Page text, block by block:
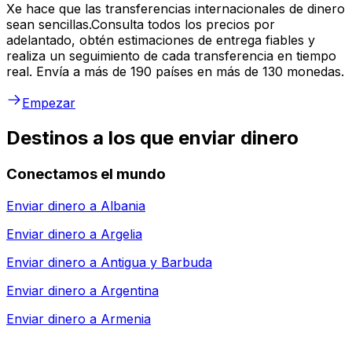
Xe hace que las transferencias internacionales de dinero
sean sencillas.Consulta todos los precios por
adelantado, obtén estimaciones de entrega fiables y
realiza un seguimiento de cada transferencia en tiempo
real. Envía a más de 190 países en más de 130 monedas.
Empezar
Destinos a los que enviar dinero
Conectamos el mundo
Enviar dinero a Albania
Enviar dinero a Argelia
Enviar dinero a Antigua y Barbuda
Enviar dinero a Argentina
Enviar dinero a Armenia